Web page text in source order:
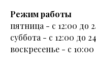
Режим работы
пятница - с 12:00 до
суббота - с 12:00 до
воскресенье - с